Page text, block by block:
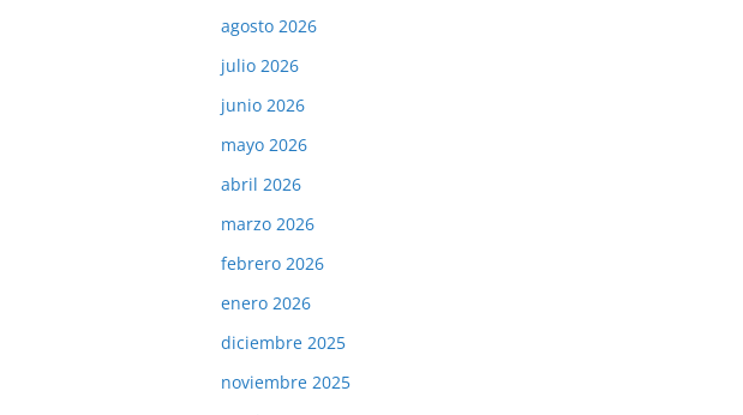
agosto 2026
julio 2026
junio 2026
mayo 2026
abril 2026
marzo 2026
febrero 2026
enero 2026
diciembre 2025
noviembre 2025